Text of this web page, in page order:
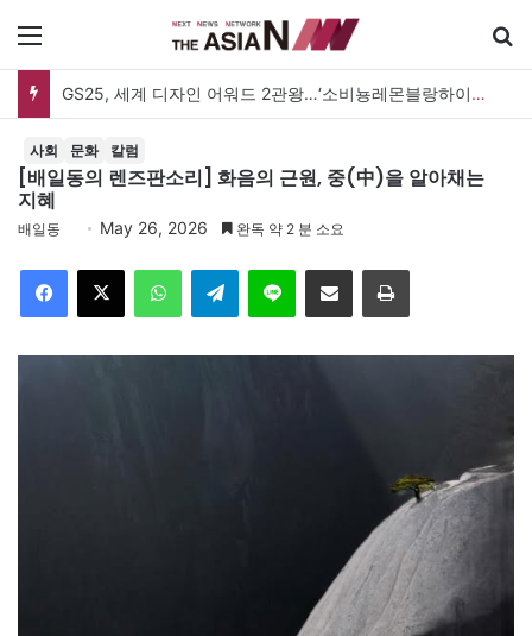
메뉴
GS25, 세계 디자인 어워드 2관왕…‘소비뇽레몬블랑하이볼’ 디자인 경쟁력 인정
사회 문화 칼럼
[배일동의 렌즈판소리] 화음의 근원, 중(中)을 알아채는
지혜
배일동 May 26, 2026 완독 약 2 분 소요
Facebook
X WhatsAppTelegramLine 이메일 인쇄